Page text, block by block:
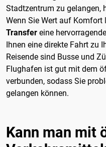
Stadtzentrum zu gelangen,
Wenn Sie Wert auf Komfort
Transfer eine
Ihnen eine direkte Fahrt zu
Reisende sind Busse und
Flughafen ist gut mit dem
verbunden, sodass Sie
gelangen können.
Kann man mit